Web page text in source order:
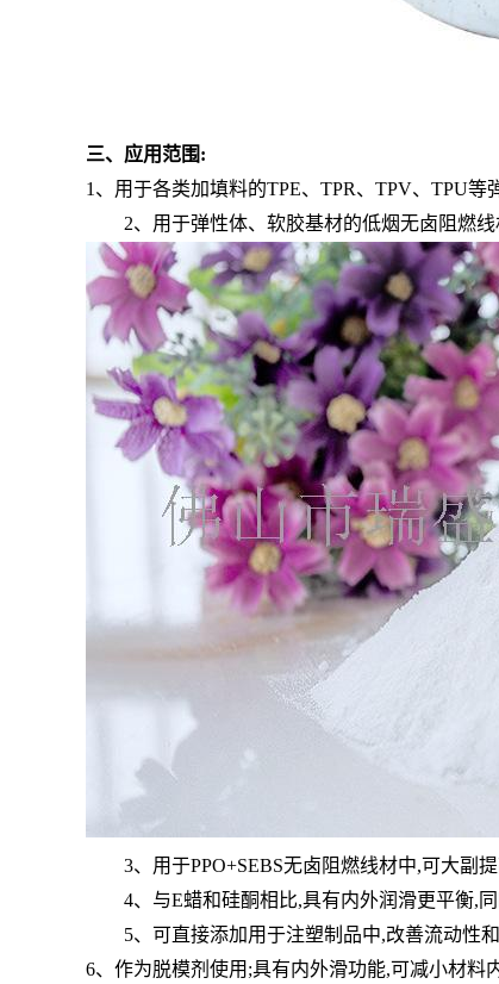
三、应用范围:
1 、用于各类加填料的TPE、TPR、TPV、TPU
2、用于弹性体、软胶基材的低烟无卤阻燃线
3、用于PPO+SEBS无卤阻燃线材中,可大副
4、与E蜡和硅酮相比,具有内外润滑更平衡,同
5、可直接添加用于注塑制品中,改善流动性和
6、作为脱模剂使用;具有内外滑功能,可减小材